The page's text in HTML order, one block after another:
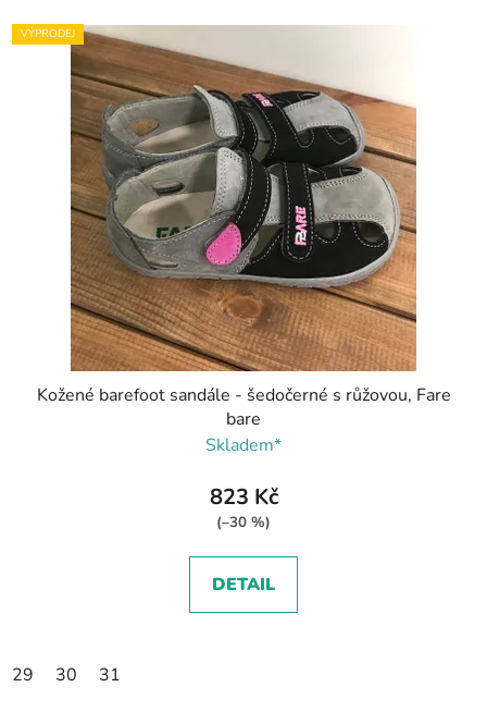
VÝPRODEJ
Kožené barefoot sandále - šedočerné s růžovou, Fare
bare
Skladem*
823 Kč
(–30 %)
DETAIL
29 30 31